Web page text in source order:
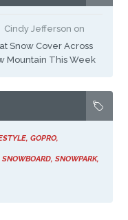
Cindy Jefferson on
Snow Cover Across
Mountain This Week
GOPRO
SNOWBOARD SNOWPARK